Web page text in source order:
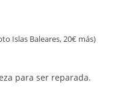
Islas Baleares, 20€ más)
para ser reparada.